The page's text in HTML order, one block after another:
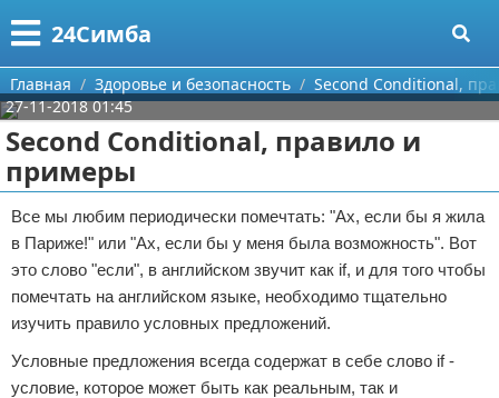
24Симба
Меню
Главная
Категории
Государство и право
Причинение вреда
Иммиграция
Здоровье и безопасность
Авторские права
Поиск
О проекте
Контакты
Сотрудничество
Размещение рекламы
Главная Здоровье и безопасность
Second Conditional,
27-11-2018 01:45
Second Conditional, правило и
примеры
Все мы любим периодически помечтать: "Ах, если бы я жила
в Париже!" или "Ах, если бы у меня была возможность". Вот
это слово "если", в английском звучит как if, и для того чтобы
помечтать на английском языке, необходимо тщательно
изучить правило условных предложений.
Условные предложения всегда содержат в себе слово if -
условие, которое может быть как реальным, так и